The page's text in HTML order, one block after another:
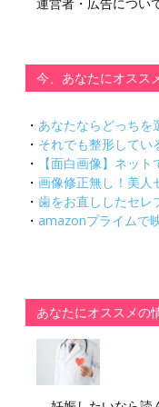
今、あなたにオスス
・ あなたならどっちを
・ それでも整形してい
・
【面白画像】ネッ
・ 画像修正無し！美人
・ 歯をお直ししたセレ
・ amazonプライムで
あなたにオススメの